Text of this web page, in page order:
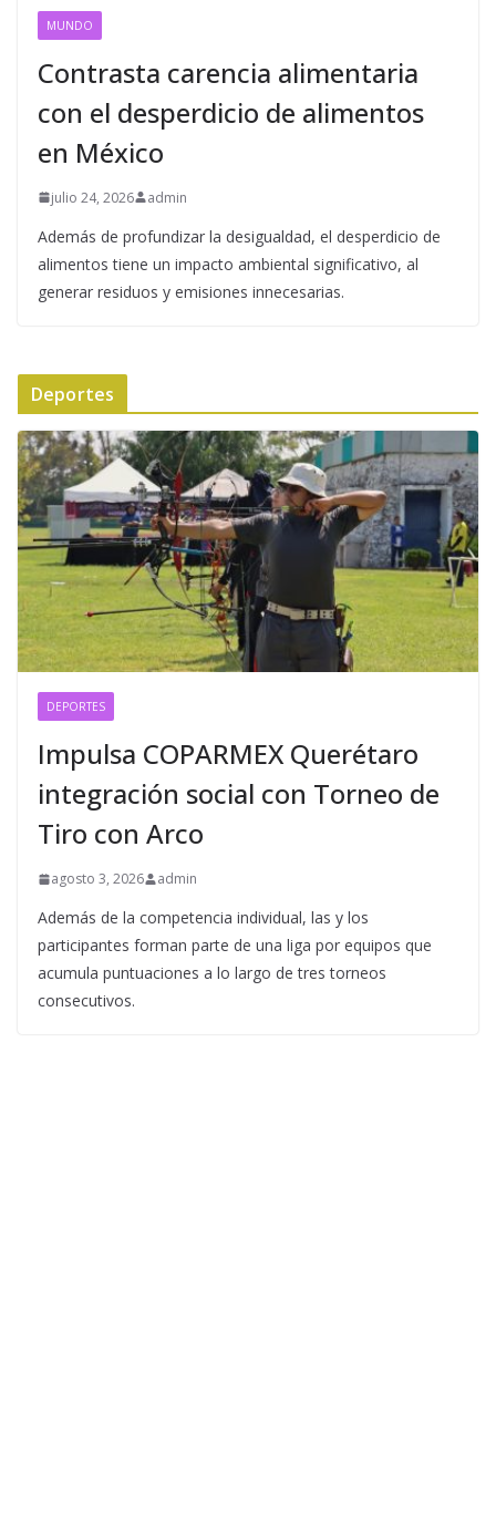
MUNDO
Contrasta carencia alimentaria
con el desperdicio de alimentos
en México
julio 24, 2026 admin
Además de profundizar la desigualdad, el desperdicio de
alimentos tiene un impacto ambiental significativo, al
generar residuos y emisiones innecesarias.
Deportes
DEPORTES
Impulsa COPARMEX Querétaro
integración social con Torneo de
Tiro con Arco
agosto 3, 2026 admin
Además de la competencia individual, las y los
participantes forman parte de una liga por equipos que
acumula puntuaciones a lo largo de tres torneos
consecutivos.